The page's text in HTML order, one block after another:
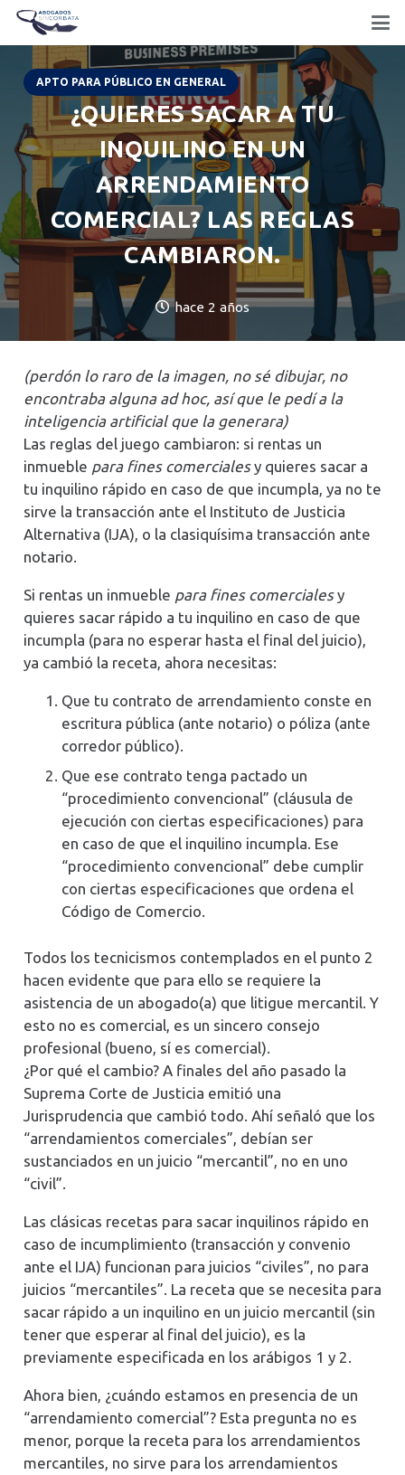
APTO PARA PÚBLICO EN GENERAL
¿QUIERES SACAR A TU
INQUILINO EN UN
ARRENDAMIENTO
COMERCIAL? LAS REGLAS
CAMBIARON.
hace 2 años
(perdón lo raro de la imagen, no sé dibujar, no
encontraba alguna ad hoc, así que le pedí a la
inteligencia artificial que la generara)
Las reglas del juego cambiaron: si rentas un
inmueble para fines comercialesy quieres sacar a
tu inquilino rápido en caso de que incumpla, ya no te
sirve la transacción ante el Instituto de Justicia
Alternativa (IJA), o la clasiquísima transacción ante
notario.
Si rentas un inmueble para fines comercialesy
quieres sacar rápido a tu inquilino en caso de que
incumpla (para no esperar hasta el final del juicio),
ya cambió la receta, ahora necesitas:
Que tu contrato de arrendamiento conste en
escritura pública (ante notario) o póliza (ante
corredor público).
Que ese contrato tenga pactado un
“procedimiento convencional” (cláusula de
ejecución con ciertas especificaciones) para
en caso de que el inquilino incumpla. Ese
“procedimiento convencional” debe cumplir
con ciertas especificaciones que ordena el
Código de Comercio.
Todos los tecnicismos contemplados en el punto 2
hacen evidente que para ello se requiere la
asistencia de un abogado(a) que litigue mercantil. Y
esto no es comercial, es un sincero consejo
profesional (bueno, sí es comercial).
¿Por qué el cambio? A finales del año pasado la
Suprema Corte de Justicia emitió una
Jurisprudencia que cambió todo. Ahí señaló que los
“arrendamientos comerciales”, debían ser
sustanciados en un juicio “mercantil”, no en uno
“civil”.
Las clásicas recetas para sacar inquilinos rápido en
caso de incumplimiento (transacción y convenio
ante el IJA) funcionan para juicios “civiles”, no para
juicios “mercantiles”. La receta que se necesita para
sacar rápido a un inquilino en un juicio mercantil (sin
tener que esperar al final del juicio), es la
previamente especificada en los arábigos 1 y 2.
Ahora bien, ¿cuándo estamos en presencia de un
“arrendamiento comercial”? Esta pregunta no es
menor, porque la receta para los arrendamientos
mercantiles, no sirve para los arrendamientos